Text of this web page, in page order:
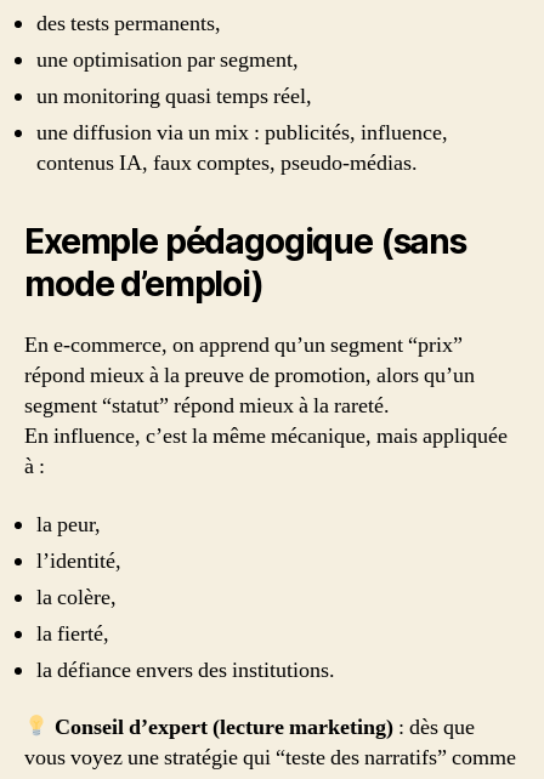
des tests permanents,
une optimisation par segment,
un monitoring quasi temps réel,
une diffusion via un mix : publicités, influence,
contenus IA, faux comptes, pseudo-médias.
Exemple pédagogique (sans
mode d’emploi)
En e-commerce, on apprend qu’un segment “prix”
répond mieux à la preuve de promotion, alors qu’un
segment “statut” répond mieux à la rareté.
En influence, c’est la même mécanique, mais appliquée
à :
la peur,
l’identité,
la colère,
la fierté,
la défiance envers des institutions.
Conseil d’expert (lecture marketing): dès que
vous voyez une stratégie qui “teste des narratifs” comme